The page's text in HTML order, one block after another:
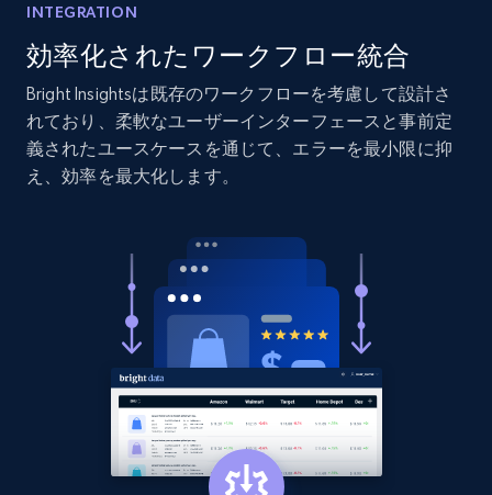
INTEGRATION
効率化されたワークフロー統合
Bright Insightsは既存のワークフローを考慮して設計さ
れており、柔軟なユーザーインターフェースと事前定
義されたユースケースを通じて、エラーを最小限に抑
え、効率を最大化します。